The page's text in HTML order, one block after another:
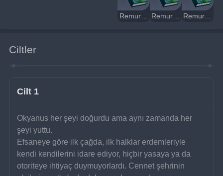
Remuria'nın Gerileme ve Çöküş Tarihi (I)
Ciltler
Cilt 1
Okyanus her şeyi doğurdu ama aynı zamanda her
şeyi yuttu.
Efsaneye göre ilk çağda, ilk halklar erdemleriyle
kendi kendilerini idare ediyor, hiçbir yasaya ya da
otoriteye ihtiyaç duymuyorlardı. Cennet şehrinin